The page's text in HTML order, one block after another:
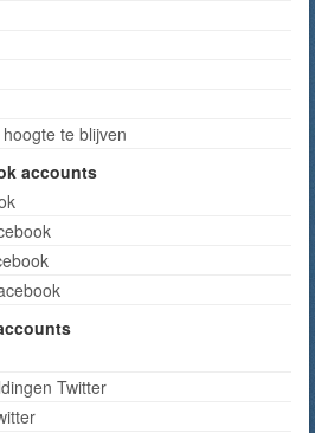
te blijven
accounts
Twitter